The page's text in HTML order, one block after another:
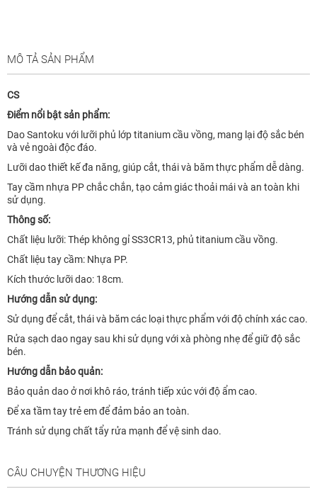
MÔ TẢ SẢN PHẨM
CS
Điểm nổi bật sản phẩm:
Dao Santoku với lưỡi phủ lớp titanium cầu vồng, mang lại độ sắc bén
và vẻ ngoài độc đáo.
Lưỡi dao thiết kế đa năng, giúp cắt, thái và băm thực phẩm dễ dàng.
Tay cầm nhựa PP chắc chắn, tạo cảm giác thoải mái và an toàn khi
sử dụng.
Thông số:
Chất liệu lưỡi: Thép không gỉ SS3CR13, phủ titanium cầu vồng.
Chất liệu tay cầm: Nhựa PP.
Kích thước lưỡi dao: 18cm.
Hướng dẫn sử dụng:
Sử dụng để cắt, thái và băm các loại thực phẩm với độ chính xác cao.
Rửa sạch dao ngay sau khi sử dụng với xà phòng nhẹ để giữ độ sắc
bén.
Hướng dẫn bảo quản:
Bảo quản dao ở nơi khô ráo, tránh tiếp xúc với độ ẩm cao.
Để xa tầm tay trẻ em để đảm bảo an toàn.
Tránh sử dụng chất tẩy rửa mạnh để vệ sinh dao.
CÂU CHUYỆN THƯƠNG HIỆU